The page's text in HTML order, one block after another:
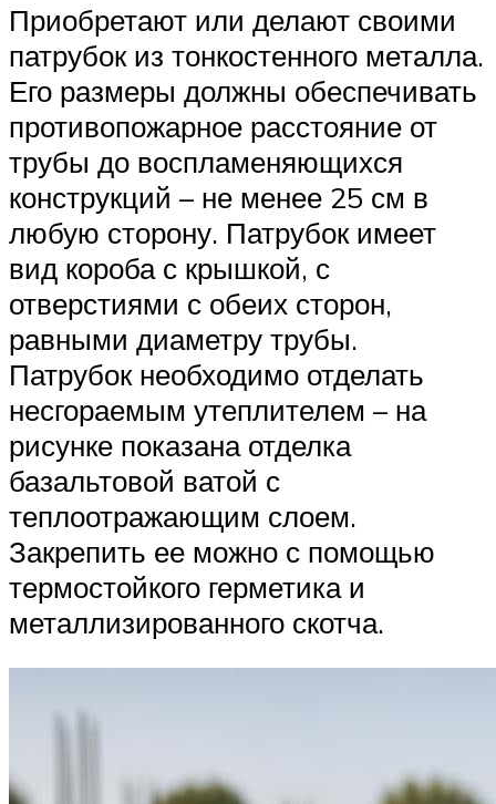
Приобретают или делают своими
патрубок из тонкостенного металла.
Его размеры должны обеспечивать
противопожарное расстояние от
трубы до воспламеняющихся
конструкций – не менее 25 см в
любую сторону. Патрубок имеет
вид короба с крышкой, с
отверстиями с обеих сторон,
равными диаметру трубы.
Патрубок необходимо отделать
несгораемым утеплителем – на
рисунке показана отделка
базальтовой ватой с
теплоотражающим слоем.
Закрепить ее можно с помощью
термостойкого герметика и
металлизированного скотча.